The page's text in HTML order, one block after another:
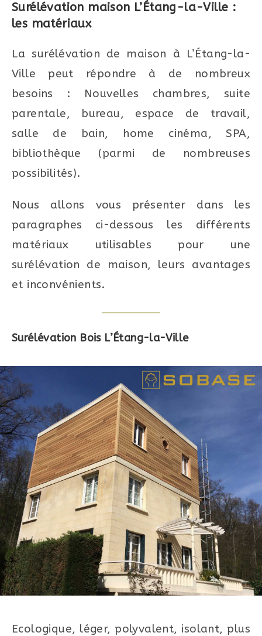
Surélévation maison L’Étang-la-Ville :
les matériaux
La surélévation de maison à L’Étang-la-
Ville peut répondre à de nombreux
besoins : Nouvelles chambres, suite
parentale, bureau, espace de travail,
salle de bain, home cinéma, SPA,
bibliothèque (parmi de nombreuses
possibilités).
Nous allons vous présenter dans les
paragraphes ci-dessous les différents
matériaux utilisables pour une
surélévation de maison, leurs avantages
et inconvénients.
Surélévation Bois L’Étang-la-Ville
Ecologique, léger, polyvalent, isolant, plus